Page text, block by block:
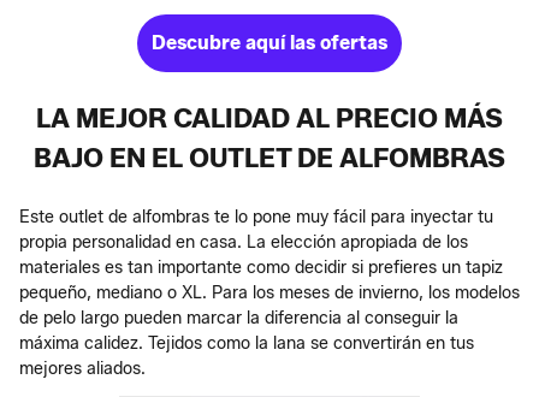
Descubre aquí las ofertas
LA MEJOR CALIDAD AL PRECIO MÁS
BAJO EN EL OUTLET DE ALFOMBRAS
Este outlet de alfombras te lo pone muy fácil para inyectar tu
propia personalidad en casa. La elección apropiada de los
materiales es tan importante como decidir si prefieres un tapiz
pequeño, mediano o XL. Para los meses de invierno, los modelos
de pelo largo pueden marcar la diferencia al conseguir la
máxima calidez. Tejidos como la lana se convertirán en tus
mejores aliados.